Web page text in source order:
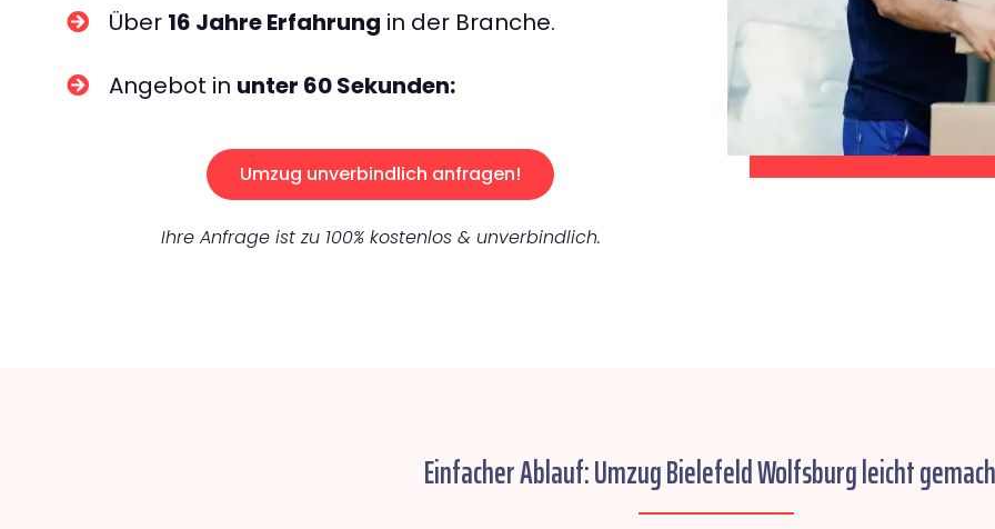
Über 16 Jahre Erfahrung in der Branche.
Angebot in unter 60 Sekunden:
Umzug unverbindlich anfragen!
Ihre Anfrage ist zu 100% kostenlos & unverbindlich.
Einfacher Ablauf: Umzug Bielefeld Wolfsburg leicht